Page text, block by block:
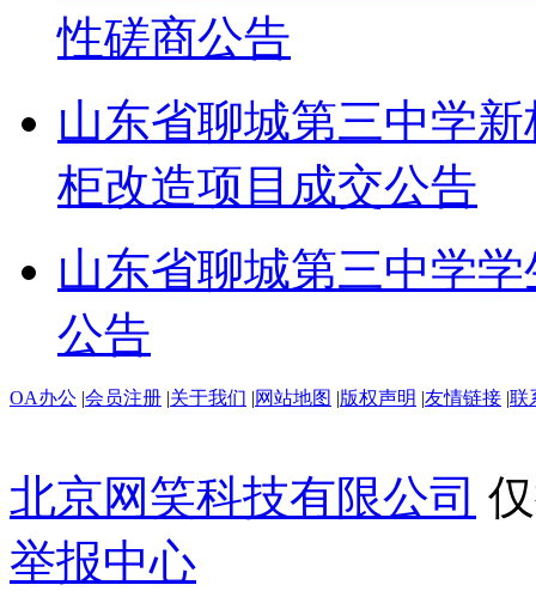
性磋商公告
山东省聊城第三中学
柜改造项目成交公告
山东省聊城第三中学
公告
OA办公 |会员注册 |关于我们 |网站地图 |版权声明 |友情链接 |联
北京网笑科技有限公司
举报中心